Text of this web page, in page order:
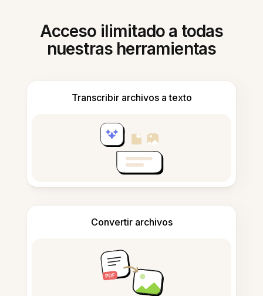
Acceso ilimitado a todas
nuestras herramientas
Transcribir archivos a texto
Convertir archivos